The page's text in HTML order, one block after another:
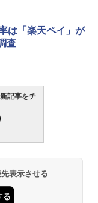
は「楽天ペイ」が
査
記事をチ
表示させる